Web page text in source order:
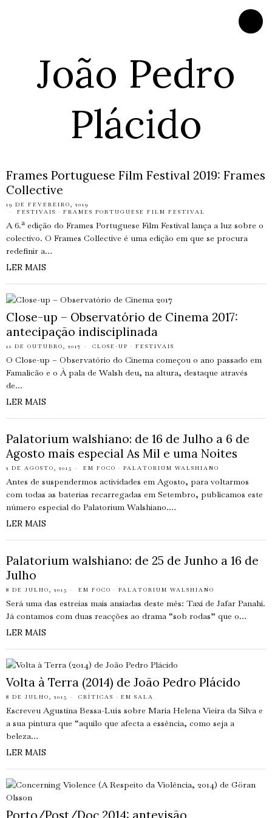
João Pedro
Plácido
Frames Portuguese Film Festival 2019: Frames
Collective
19 DE FEVEREIRO, 2019
FESTIVAIS · FRAMES PORTUGUESE FILM FESTIVAL
A 6.ª edição do Frames Portuguese Film Festival lança a luz sobre o
colectivo. O Frames Collective é uma edição em que se procura
redefinir a…
LER MAIS
Close-up – Observatório de Cinema 2017:
antecipação indisciplinada
11 DE OUTUBRO, 2017 CLOSE-UP · FESTIVAIS
O Close-up – Observatório do Cinema começou o ano passado em
Famalicão e o À pala de Walsh deu, na altura, destaque através
de…
LER MAIS
Palatorium walshiano: de 16 de Julho a 6 de
Agosto mais especial As Mil e uma Noites
2 DE AGOSTO, 2015 EM FOCO · PALATORIUM WALSHIANO
Antes de suspendermos actividades em Agosto, para voltarmos
com todas as baterias recarregadas em Setembro, publicamos este
número especial do Palatorium Walshiano.…
LER MAIS
Palatorium walshiano: de 25 de Junho a 16 de
Julho
8 DE JULHO, 2015 EM FOCO · PALATORIUM WALSHIANO
Será uma das estreias mais ansiadas deste mês: Taxi de Jafar Panahi.
Já contamos com duas reacções ao drama “sob rodas” que o…
LER MAIS
Volta à Terra (2014) de João Pedro Plácido
8 DE JULHO, 2015 CRÍTICAS · EM SALA
Escreveu Agustina Bessa-Luís sobre Maria Helena Vieira da Silva e
a sua pintura que “aquilo que afecta a essência, como seja a
beleza…
LER MAIS
Porto/Post/Doc 2014: antevisão